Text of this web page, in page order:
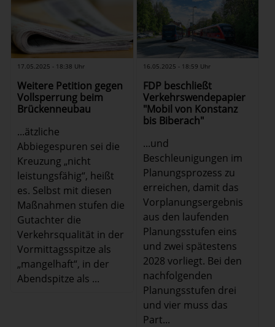
17.05.2025 - 18:38 Uhr
Weitere Petition gegen
Vollsperrung beim
Brückenneubau
...ätzliche
Abbiegespuren sei die
Kreuzung „nicht
leistungsfähig“, heißt
es. Selbst mit diesen
Maßnahmen stufen die
Gutachter die
Verkehrsqualität in der
Vormittagsspitze als
„mangelhaft“, in der
Abendspitze als ...
16.05.2025 - 18:59 Uhr
FDP beschließt
Verkehrswendepapier
"Mobil von Konstanz
bis Biberach"
...und
Beschleunigungen im
Planungsprozess zu
erreichen, damit das
Vorplanungsergebnis
aus den laufenden
Planungsstufen eins
und zwei spätestens
2028 vorliegt. Bei den
nachfolgenden
Planungsstufen drei
und vier muss das
Part...